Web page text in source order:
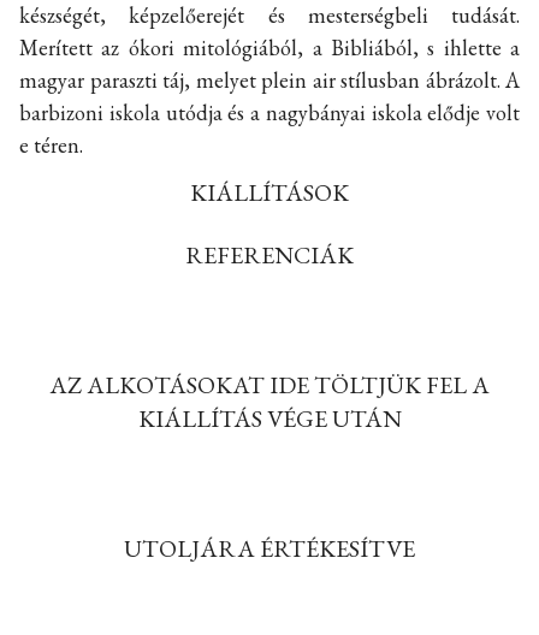
készségét, képzelőerejét és mesterségbeli tudását.
Merített az ókori mitológiából, a Bibliából, s ihlette a
magyar paraszti táj, melyet plein air stílusban ábrázolt. A
barbizoni iskola utódja és a nagybányai iskola elődje volt
e téren.
KIÁLLÍTÁSOK
REFERENCIÁK
AZ ALKOTÁSOKAT IDE TÖLTJÜK FEL A
KIÁLLÍTÁS VÉGE UTÁN
UTOLJÁRA ÉRTÉKESÍTVE